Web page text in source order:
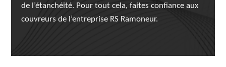
de l’étanchéité. Pour tout cela, faites confiance aux
couvreurs de l’entreprise RS Ramoneur.